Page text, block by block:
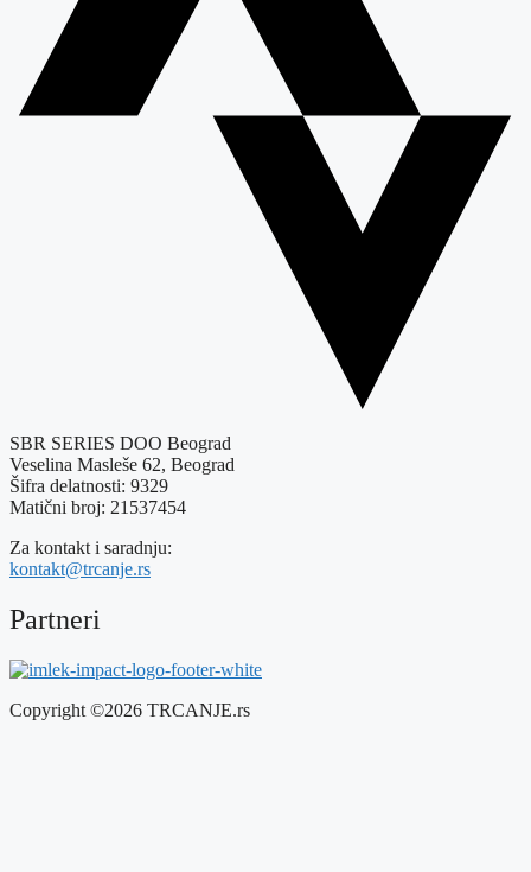
SBR SERIES DOO Beograd
Veselina Masleše 62, Beograd
Šifra delatnosti: 9329
Matični broj: 21537454
Za kontakt i saradnju:
kontakt@trcanje.rs
Partneri
Copyright ©2026 TRCANJE.rs